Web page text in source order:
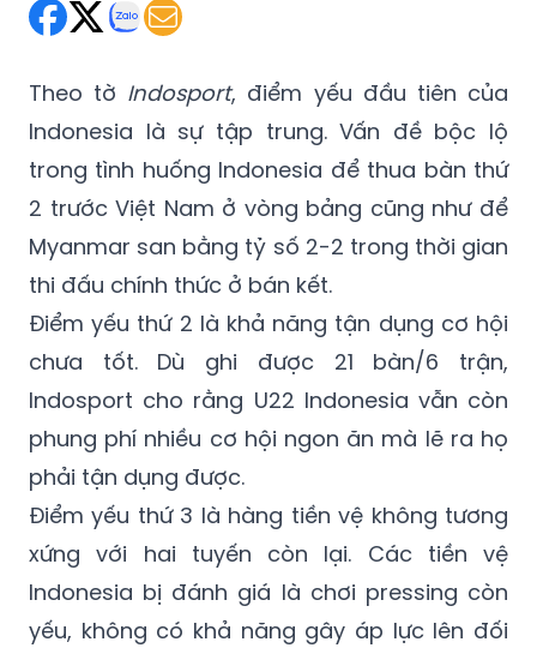
Theo tờ Indosport, điểm yếu đầu tiên của
Indonesia là sự tập trung. Vấn đề bộc lộ
trong tình huống Indonesia để thua bàn thứ
2 trước Việt Nam ở vòng bảng cũng như để
Myanmar san bằng tỷ số 2-2 trong thời gian
thi đấu chính thức ở bán kết.
Điểm yếu thứ 2 là khả năng tận dụng cơ hội
chưa tốt. Dù ghi được 21 bàn/6 trận,
Indosport cho rằng U22 Indonesia vẫn còn
phung phí nhiều cơ hội ngon ăn mà lẽ ra họ
phải tận dụng được.
Điểm yếu thứ 3 là hàng tiền vệ không tương
xứng với hai tuyến còn lại. Các tiền vệ
Indonesia bị đánh giá là chơi pressing còn
yếu, không có khả năng gây áp lực lên đối